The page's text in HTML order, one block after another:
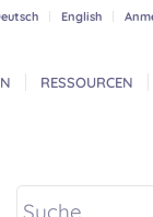
English
RESSOURCEN